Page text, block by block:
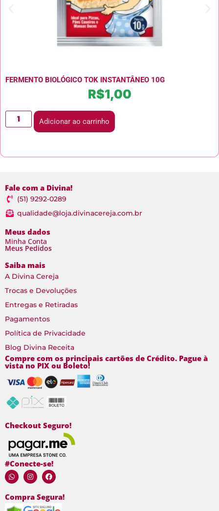
FERMENTO BIOLÓGICO TOK INSTANTÂNEO 10G
R$1,00
Adicionar ao carrinho
Fale com a Divina!
(51) 9292-0289
qualidade@loja.divinacereja.com.br
Meus dados
Minha Conta
Meus Pedidos
Saiba mais
A Divina Cereja
Trocas e Devoluções
Entregas e Retiradas
Pagamentos
Política de Privacidade
Blog Divina Receita
Compre com os principais cartões de Crédito. Pague à
vista no PIX ou Boleto!
Checkout Seguro!
#Conecte-se!
Compra Segura!